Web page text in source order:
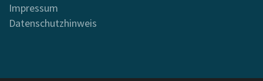
Impressum
Datenschutzhinweis